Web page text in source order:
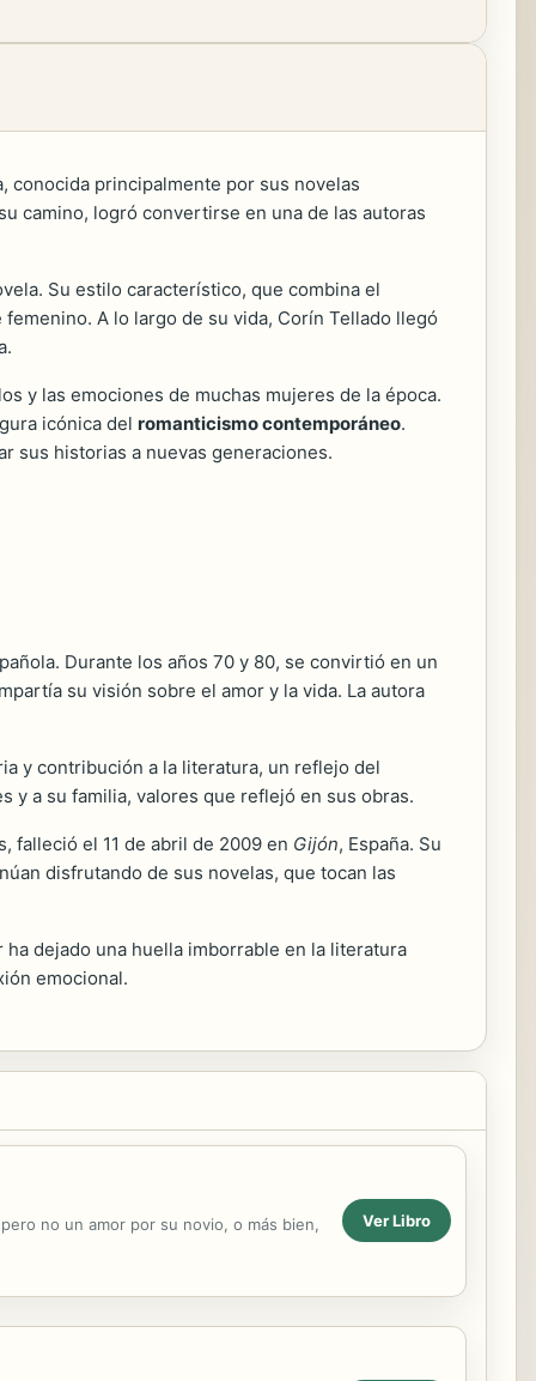
conocida principalmente por sus novelas
camino, logró convertirse en una de las autoras
Su estilo característico, que combina el
A lo largo de su vida, Corín Tellado llegó
y las emociones de muchas mujeres de la época.
icónica del romanticismo contemporáneo.
sus historias a nuevas generaciones.
Durante los años 70 y 80, se convirtió en un
su visión sobre el amor y la vida. La autora
y contribución a la literatura, un reflejo del
y a su familia, valores que reflejó en sus obras.
falleció el 11 de abril de 2009 en Gijón, España. Su
disfrutando de sus novelas, que tocan las
dejado una huella imborrable en la literatura
emocional.
no un amor por su novio, o más bien, Ver Libro